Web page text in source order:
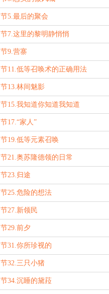
节5.最后的聚会
节7.这里的黎明静悄悄
节9.营寨
节11.低等召唤术的正确用法
节13.林间魅影
节15.我知道你知道我知道
节17.“家人”
节19.低等元素召唤
节21.奥苏隆德领的日常
节23.归途
节25.危险的想法
节27.新领民
节29.前夕
节31.你所珍视的
节32.三只小猪
节34.沉睡的黛菈